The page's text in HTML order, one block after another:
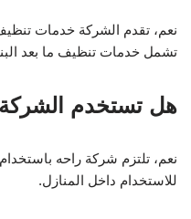
نعم، تقدم الشركة خدمات
تشمل خدمات تنظيف ما بعد
هل تستخدم
نعم، تلتزم شركة راحه
للاستخدام داخل المنازل.